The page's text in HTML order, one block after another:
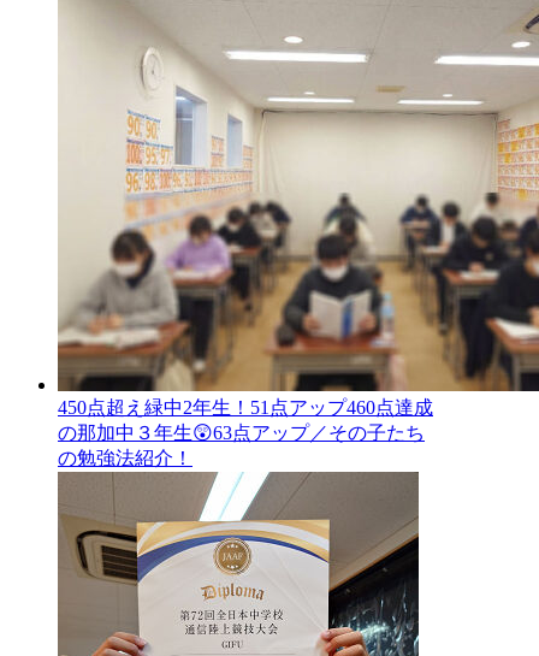
450点超え緑中2年生！51点アップ460点達成
の那加中３年生😲63点アップ／その子たち
の勉強法紹介！